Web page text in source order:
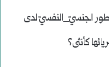
الجنسيّ_النفسيّ لدى
كأنثى؟